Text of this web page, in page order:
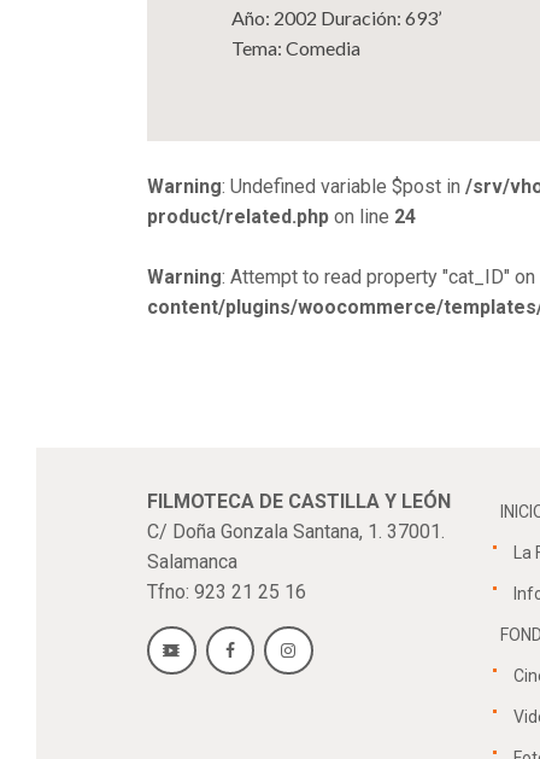
Año: 2002 Duración: 693’
Tema: Comedia
Warning: Undefined variable $post in /srv/
product/related.php on line 24
Warning: Attempt to read property "cat_ID"
content/plugins/woocommerce/
FILMOTECA DE CASTILLA Y LEÓN
C/ Doña Gonzala Santana, 1. 37001.
Salamanca
Tfno: 923 21 25 16
La